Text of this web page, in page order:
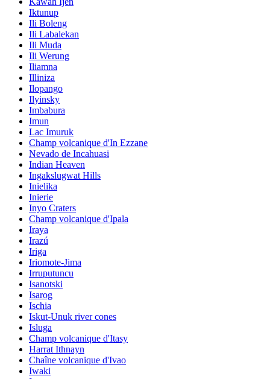
Iktunup
Ili Boleng
Ili Labalekan
Ili Muda
Ili Werung
Iliamna
Illiniza
Ilopango
Ilyinsky
Imbabura
Imun
Lac Imuruk
Champ volcanique d'In Ezzane
Nevado de Incahuasi
Indian Heaven
Ingakslugwat Hills
Inielika
Inierie
Inyo Craters
Champ volcanique d'Ipala
Iraya
Irazú
Iriga
Iriomote-Jima
Irruputuncu
Isanotski
Isarog
Ischia
Iskut-Unuk river cones
Isluga
Champ volcanique d'Itasy
Harrat Ithnayn
Chaîne volcanique d'Ivao
Iwaki